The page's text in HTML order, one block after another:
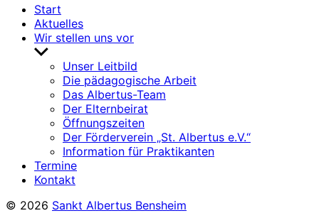
Start
Aktuelles
Wir stellen uns vor
Untermenü
anzeigenUnser Leitbild
Die pädagogische Arbeit
Das Albertus-Team
Der Elternbeirat
Öffnungszeiten
Der Förderverein „St. Albertus e.V.“
Information für Praktikanten
Termine
Kontakt
© 2026 Sankt Albertus Bensheim